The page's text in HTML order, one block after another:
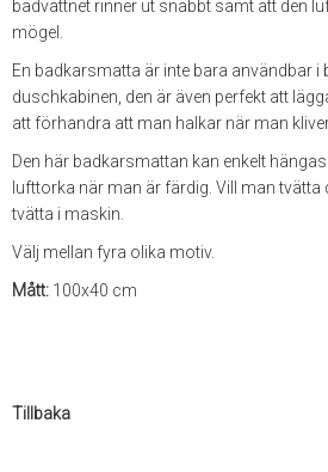
badvattnet rinner ut snabbt samt att den
mögel.
En badkarsmatta är inte bara användbar i
duschkabinen, den är även perfekt att
att förhandra att man halkar när man
Den här badkarsmattan kan enkelt
lufttorka när man är färdig. Vill man tvätta
tvätta i maskin.
Välj mellan fyra olika motiv.
Mått: 100x40 cm
Tillbaka